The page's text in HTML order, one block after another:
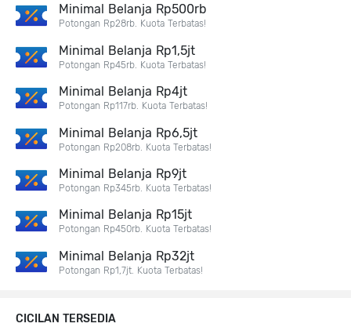
Minimal Belanja Rp500rb
Potongan Rp28rb. Kuota Terbatas!
Minimal Belanja Rp1,5jt
Potongan Rp45rb. Kuota Terbatas!
Minimal Belanja Rp4jt
Potongan Rp117rb. Kuota Terbatas!
Minimal Belanja Rp6,5jt
Potongan Rp208rb. Kuota Terbatas!
Minimal Belanja Rp9jt
Potongan Rp345rb. Kuota Terbatas!
Minimal Belanja Rp15jt
Potongan Rp450rb. Kuota Terbatas!
Minimal Belanja Rp32jt
Potongan Rp1,7jt. Kuota Terbatas!
CICILAN TERSEDIA